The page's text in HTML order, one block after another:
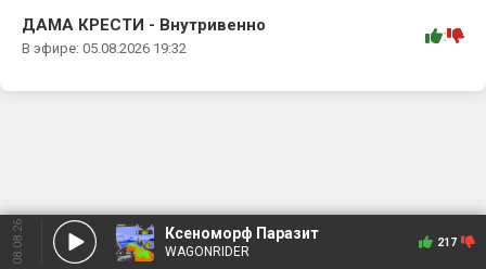
ДАМА КРЕСТИ - Внутривенно
В эфире: 05.08.2026 19:32
:
08.08.26 Ксеноморф Паразит
WAGONRIDER
217